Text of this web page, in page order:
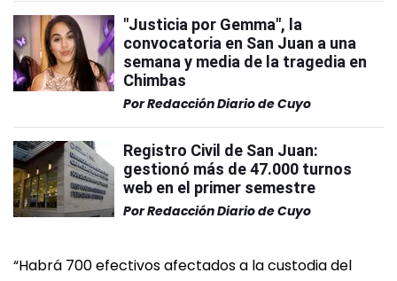
"Justicia por Gemma", la
convocatoria en San Juan a una
semana y media de la tragedia en
Chimbas
PorRedacción Diario de Cuyo
Registro Civil de San Juan:
gestionó más de 47.000 turnos
web en el primer semestre
PorRedacción Diario de Cuyo
“Habrá 700 efectivos afectados a la custodia del